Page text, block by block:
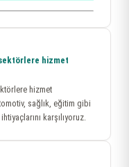
hizmet
hizmet
sağlık, eğitim gibi
karşılıyoruz.